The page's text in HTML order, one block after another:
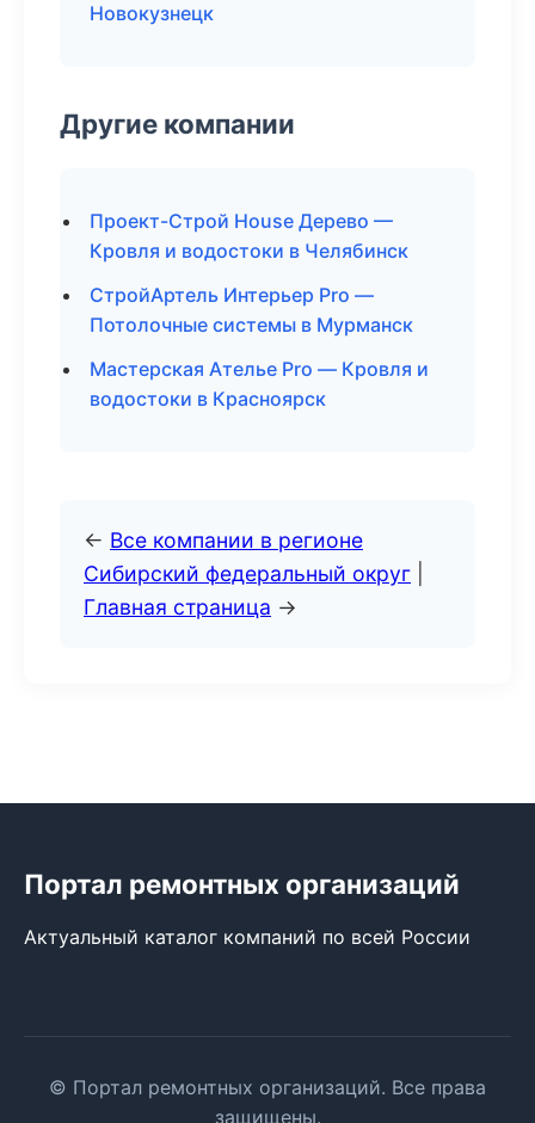
Новокузнецк
Другие компании
Проект-Строй House Дерево —
Кровля и водостоки в Челябинск
СтройАртель Интерьер Pro —
Потолочные системы в Мурманск
Мастерская Ателье Pro — Кровля и
водостоки в Красноярск
← Все компании в регионе
Сибирский федеральный округ
Главная страница →
Портал ремонтных организаций
Актуальный каталог компаний по всей России
© Портал ремонтных организаций. Все права
защищены.